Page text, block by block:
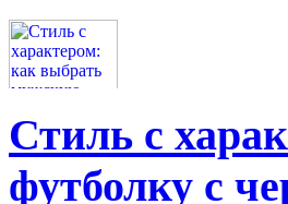
Стиль с
футболку с